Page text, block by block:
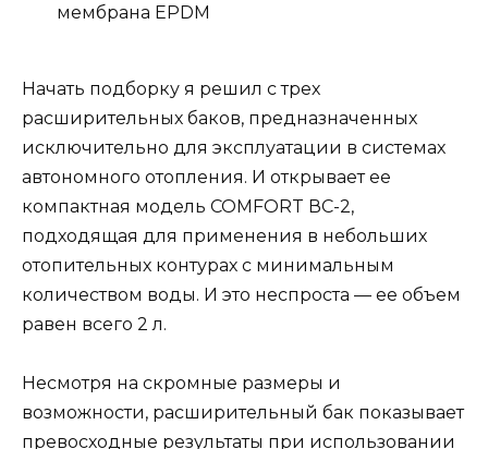
мембрана EPDM
Начать подборку я решил с трех
расширительных баков, предназначенных
исключительно для эксплуатации в системах
автономного отопления. И открывает ее
компактная модель COMFORT ВС-2,
подходящая для применения в небольших
отопительных контурах с минимальным
количеством воды. И это неспроста — ее объем
равен всего 2 л.
Несмотря на скромные размеры и
возможности, расширительный бак показывает
превосходные результаты при использовании